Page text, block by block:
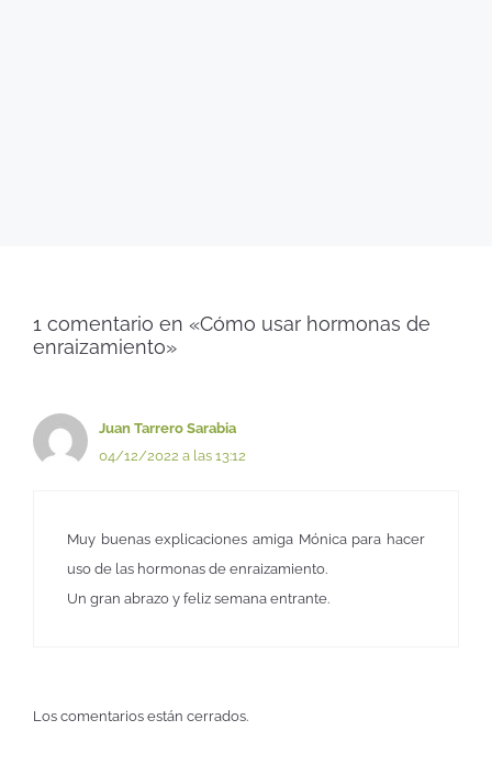
1 comentario en «Cómo usar hormonas de
enraizamiento»
Juan Tarrero Sarabia
04/12/2022 a las 13:12
Muy buenas explicaciones amiga Mónica para hacer
uso de las hormonas de enraizamiento.
Un gran abrazo y feliz semana entrante.
Los comentarios están cerrados.